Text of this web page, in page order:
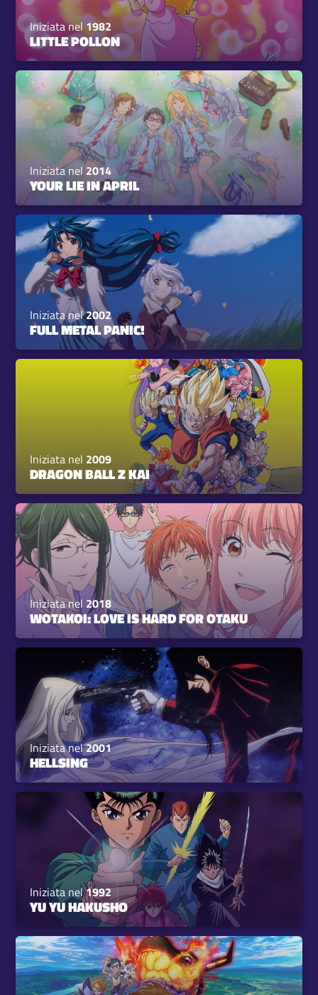
Iniziata nel1982
LITTLE POLLON
Iniziata nel2014
YOUR LIE IN APRIL
Iniziata nel2002
FULL METAL PANIC!
Iniziata nel 2009
DRAGON BALL Z KAI
Iniziata nel 2018
WOTAKOI: LOVE IS HARD FOR OTAKU
Iniziata nel2001
HELLSING
Iniziata nel1992
YU YU HAKUSHO